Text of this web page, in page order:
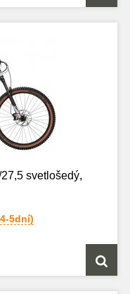
svetlošedý,
5dní)